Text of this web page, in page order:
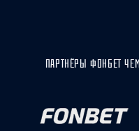
ПАРТНЁРЫ ФОНБЕТ